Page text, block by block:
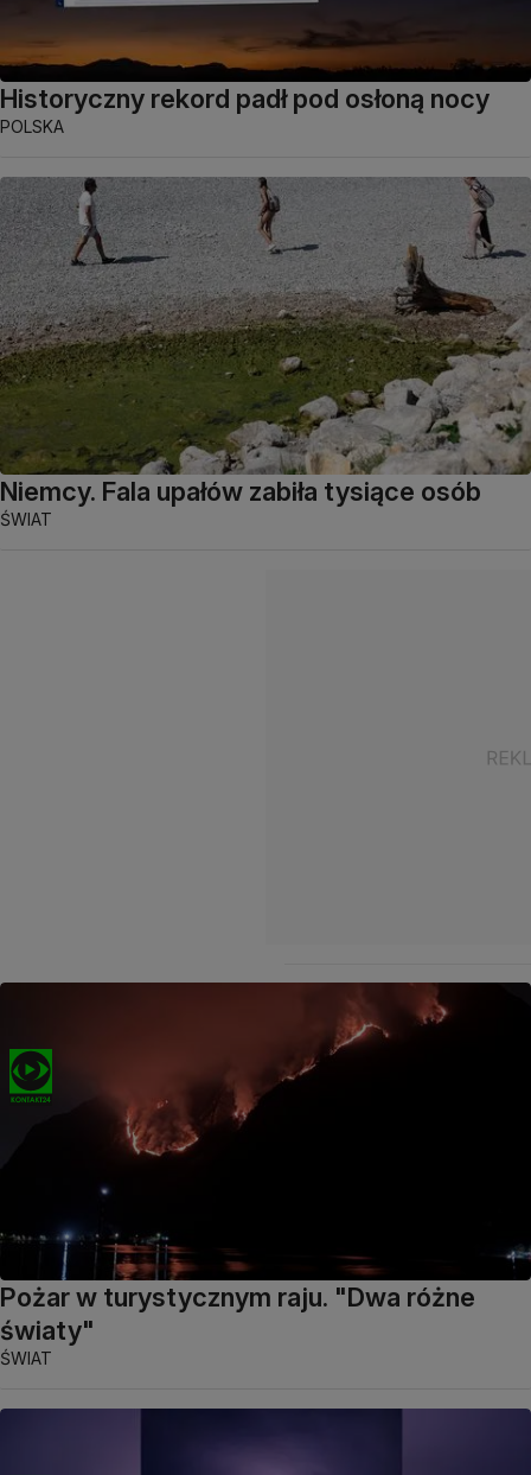
Historyczny rekord padł pod osłoną nocy
POLSKA
Niemcy. Fala upałów zabiła tysiące osób
ŚWIAT
Pożar w turystycznym raju. "Dwa różne
światy"
ŚWIAT